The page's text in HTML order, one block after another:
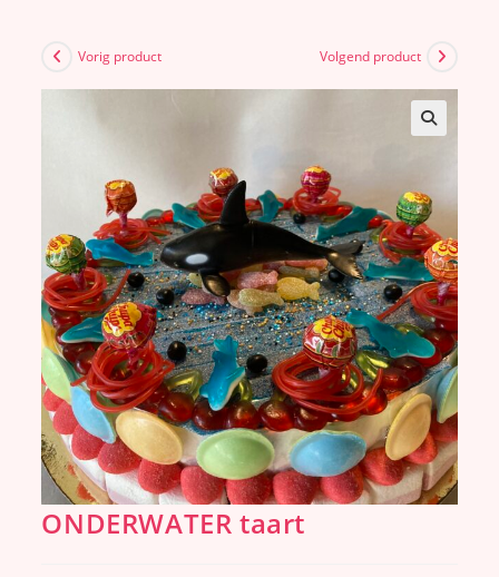
Vorig product Volgend product
ONDERWATER taart